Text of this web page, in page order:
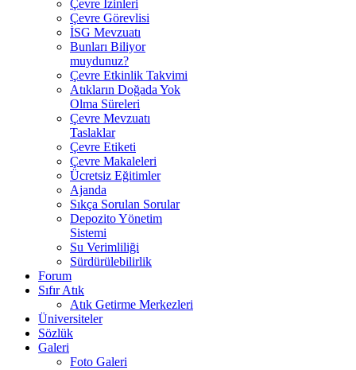
Çevre İzinleri
Çevre Görevlisi
İSG Mevzuatı
Bunları Biliyor
muydunuz?
Çevre Etkinlik Takvimi
Atıkların Doğada Yok
Olma Süreleri
Çevre Mevzuatı
Taslaklar
Çevre Etiketi
Çevre Makaleleri
Ücretsiz Eğitimler
Ajanda
Sıkça Sorulan Sorular
Depozito Yönetim
Sistemi
Su Verimliliği
Sürdürülebilirlik
Forum
Sıfır Atık
Atık Getirme Merkezleri
Üniversiteler
Sözlük
Galeri
Foto Galeri